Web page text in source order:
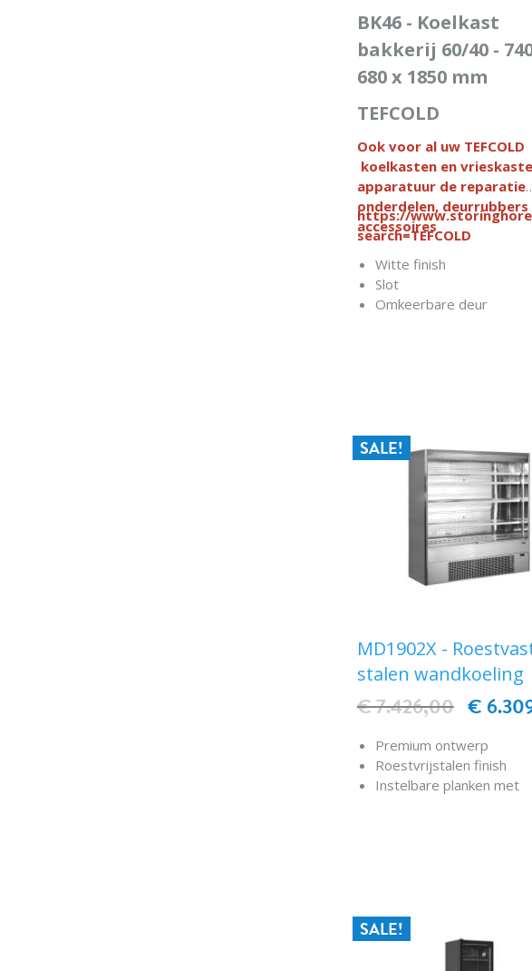
BK46 - Koelkast
bakkerij 60/40 -
680 x 1850 mm
TEFCOLD
Ook voor al uw TEFCOLD
koelkasten en
apparatuur de reparatie
onderdelen, deurrubbers
accessoires
https://
search=TEFCOLD
Witte finish
Slot
Omkeerbare deur
SALE!
MD1902X -
stalen wandkoeling
€
€ 7.426,00
Premium ontwerp
Roestvrijstalen finish
Instelbare planken met
Digitale regelaar en
temperatuurweergave
SALE!